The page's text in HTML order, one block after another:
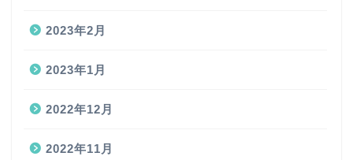
2023年2月
2023年1月
2022年12月
2022年11月